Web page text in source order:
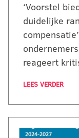
‘Voorstel
duidelijke
reageert
LEES VERDER